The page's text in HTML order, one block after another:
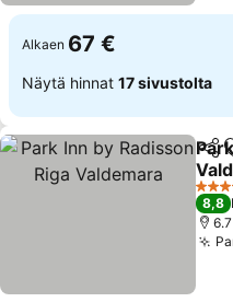
Alkaen 67 €
Näytä hinnat 17 sivustolta
Jaa
5
8,8